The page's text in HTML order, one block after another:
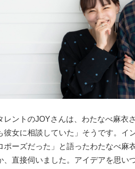
レントのJOYさんは、わたなべ麻衣
彼女に相談していた」そうです。イ
ポーズだった」と語ったわたなべ麻
、直接伺いました。アイデアを思い